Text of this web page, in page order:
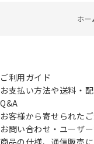
ホー
ご利用ガイド
お支払い方法や送料・
Q&A
お客様から寄せられた
お問い合わせ・ユーザ
商品の仕様、通信販売